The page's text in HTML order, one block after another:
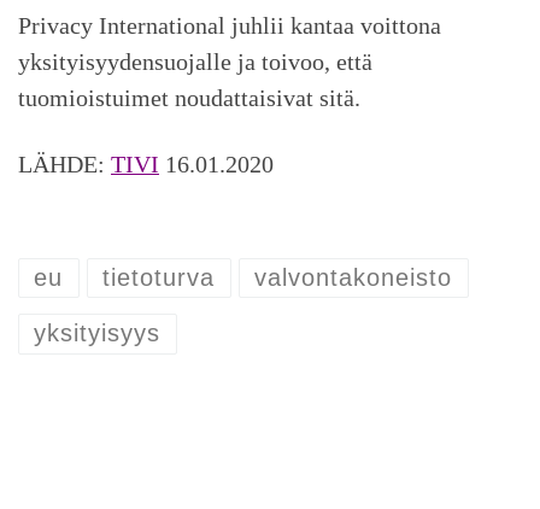
Privacy International juhlii kantaa voittona
yksityisyydensuojalle ja toivoo, että
tuomioistuimet noudattaisivat sitä.
LÄHDE: TIVI 16.01.2020
eu tietoturva valvontakoneisto
yksityisyys